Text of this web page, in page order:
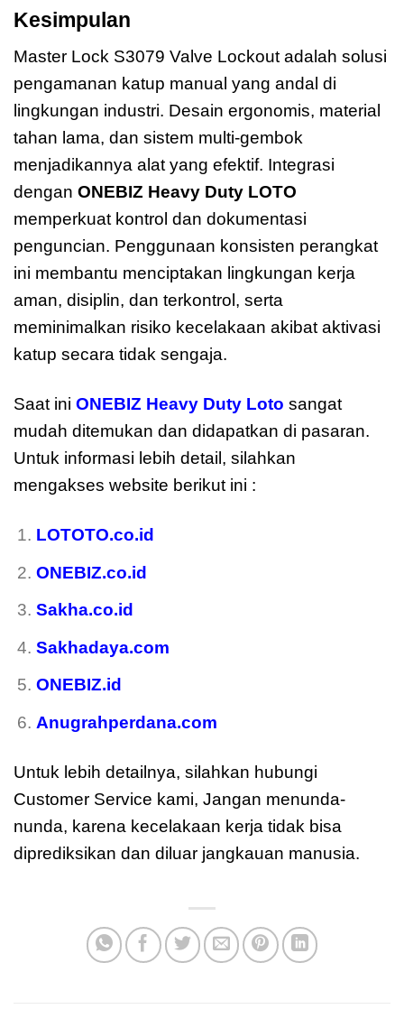
Kesimpulan
Master Lock S3079 Valve Lockout adalah solusi
pengamanan katup manual yang andal di
lingkungan industri. Desain ergonomis, material
tahan lama, dan sistem multi-gembok
menjadikannya alat yang efektif. Integrasi
dengan ONEBIZ Heavy Duty LOTO
memperkuat kontrol dan dokumentasi
penguncian. Penggunaan konsisten perangkat
ini membantu menciptakan lingkungan kerja
aman, disiplin, dan terkontrol, serta
meminimalkan risiko kecelakaan akibat aktivasi
katup secara tidak sengaja.
Saat ini ONEBIZ Heavy Duty Loto sangat
mudah ditemukan dan didapatkan di pasaran.
Untuk informasi lebih detail, silahkan
mengakses website berikut ini :
LOTOTO.co.id
ONEBIZ.co.id
Sakha.co.id
Sakhadaya.com
ONEBIZ.id
Anugrahperdana.com
Untuk lebih detailnya, silahkan hubungi
Customer Service kami, Jangan menunda-
nunda, karena kecelakaan kerja tidak bisa
diprediksikan dan diluar jangkauan manusia.